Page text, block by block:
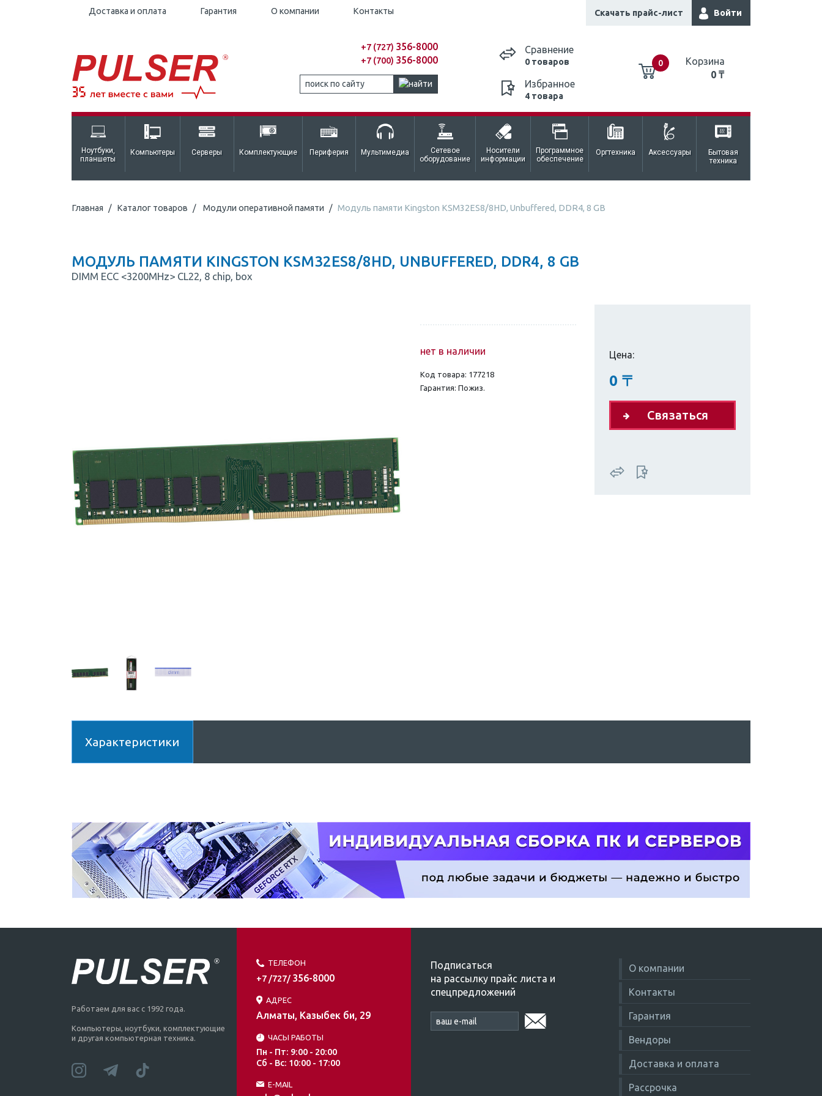
Доставка и оплата Гарантия О компании Контакты Скачать прайс-лист Войти
+7 (727) 356-8000
+7 (700) 356-8000
Сравнение
0 товаров
Избранное
4 товара
0
Корзина
0 ₸
0 ₸
Ноутбуки,
планшеты
Компьютеры Серверы Комплектующие Периферия Мультимедиа
Сетевое
оборудование
Носители
информации
Программное
обеспечение
Оргтехника Аксессуары
Бытовая
техника
Главная Каталог товаров Модули оперативной памяти Модуль памяти Kingston KSM32ES8/8HD, Unbuffered, DDR4, 8 GB
МОДУЛЬ ПАМЯТИ KINGSTON KSM32ES8/8HD, UNBUFFERED, DDR4, 8 GB
DIMM ECC <3200MHz> CL22, 8 chip, box
нет в наличии
Код товара: 177218
Гарантия: Пожиз.
Цена:
0 〒
Связаться
Характеристики
Работаем для вас с 1992 года.
Компьютеры, ноутбуки, комплектующие
и другая компьютерная техника.
ТЕЛЕФОН
+7 /727/ 356-8000
АДРЕС
Алматы, Казыбек би, 29
ЧАСЫ РАБОТЫ
Пн - Пт: 9:00 - 20:00
Сб - Вс: 10:00 - 17:00
E-MAIL
Подписаться
на рассылку прайс листа и
спецпредложений
О компании
Контакты
Гарантия
Вендоры
Доставка и оплата
Рассрочка